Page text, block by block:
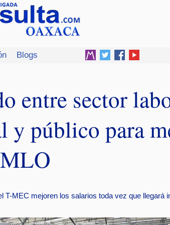
Blogs
entre sector
y público para
T-MEC mejoren los salarios toda vez que llegará